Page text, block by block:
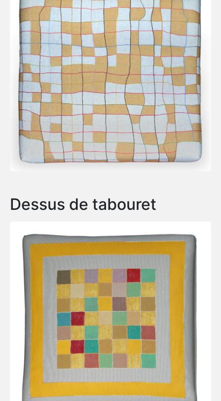
Dessus de tabouret